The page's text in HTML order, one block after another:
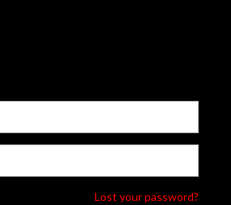
Lost your password?